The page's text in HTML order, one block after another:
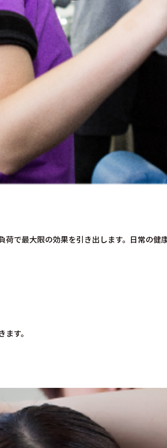
で最大限の効果を引き出します。日常の健
す。